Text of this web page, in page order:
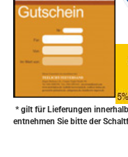
* gilt für Lieferungen
entnehmen Sie bitte der